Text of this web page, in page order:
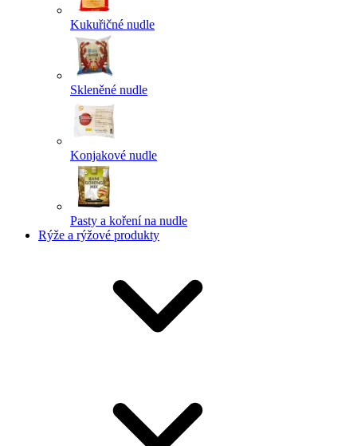
Kukuřičné nudle
Skleněné nudle
Konjakové nudle
Pasty a koření na nudle
Rýže a rýžové produkty